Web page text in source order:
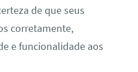
de que seus
corretamente,
e funcionalidade aos